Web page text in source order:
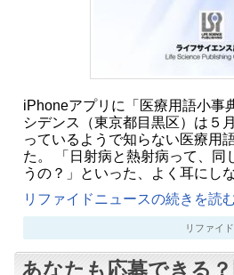
iPhoneアプリに「医療用語小事
シデンス（東京都目黒区）は５
っているようで知らない医療用
た。 「日射病と熱射病って、同
うの？」といった、よく耳にし
リファイドニュースの続きを読
リファイド
あなたも応募できる